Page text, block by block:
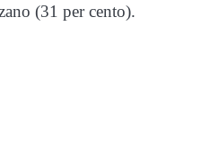
(31 per cento).